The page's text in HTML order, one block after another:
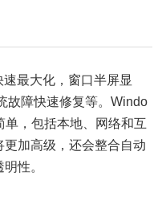
最大化，窗口半屏显
故障快速修复等。Windo
，包括本地、网络和互
加高级，还会整合自动
性。